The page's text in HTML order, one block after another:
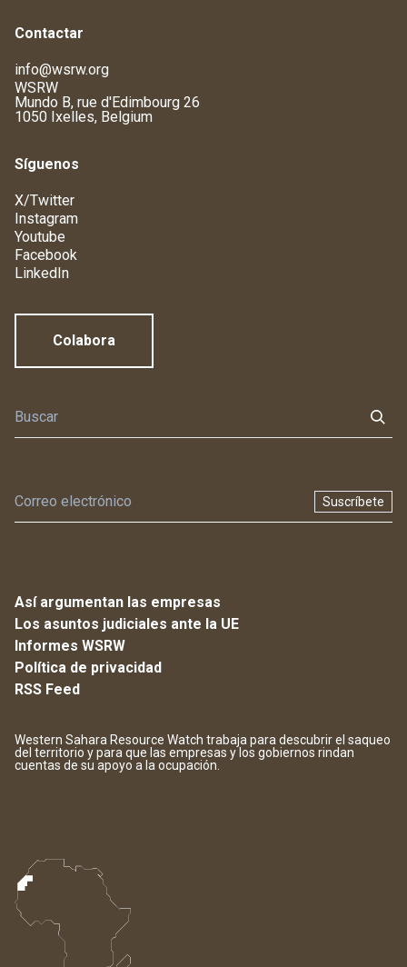
Contactar
info@wsrw.org
WSRW
Mundo B, rue d'Edimbourg 26
1050 Ixelles, Belgium
Síguenos
X/Twitter
Instagram
Youtube
Facebook
LinkedIn
Colabora
Suscríbete
Así argumentan las empresas
Los asuntos judiciales ante la UE
Informes WSRW
Política de privacidad
RSS Feed
Western Sahara Resource Watch trabaja para descubrir el saqueo
del territorio y para que las empresas y los gobiernos rindan
cuentas de su apoyo a la ocupación.